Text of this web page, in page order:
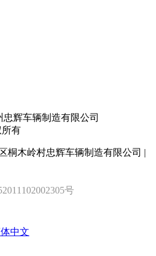
忠辉车辆制造有限公司
所有
桐木岭村忠辉车辆制造有限公司 |
号
中文